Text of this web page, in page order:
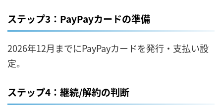
ステップ3：PayPayカードの準備
2026年12月までにPayPayカードを発行・支払い設
定。
ステップ4：継続/解約の判断